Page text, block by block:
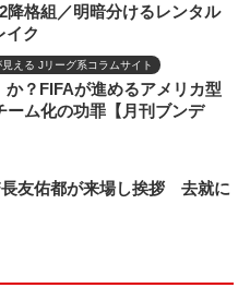
降格組／明暗分けるレンタル
イク
える Jリーグ系コラムサイト
？FIFAが進めるアメリカ型
ーム化の功罪【月刊ブンデ
友佑都が来場し挨拶 去就に